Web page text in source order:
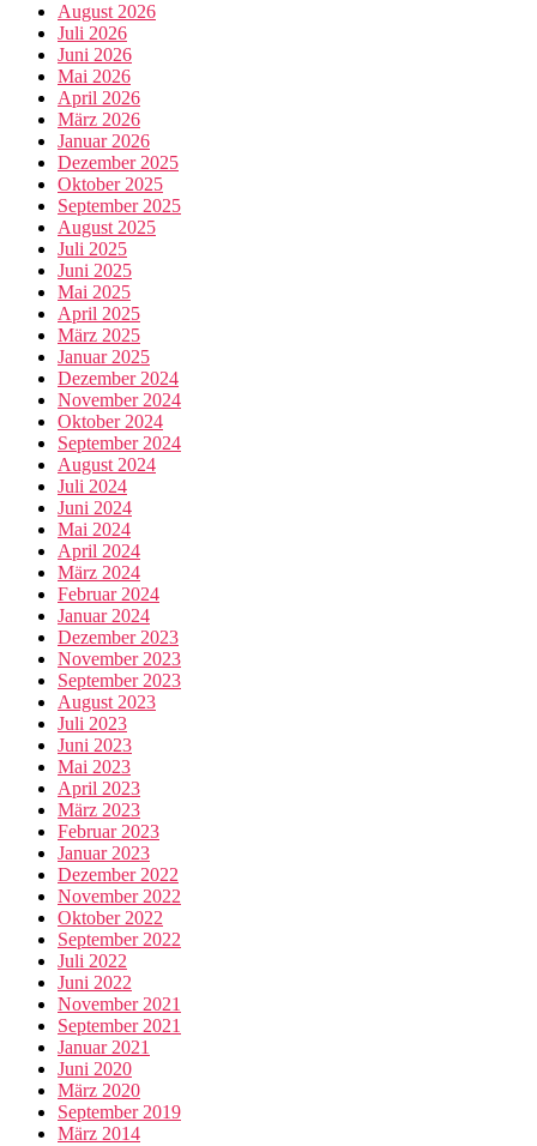
August 2026
Juli 2026
Juni 2026
Mai 2026
April 2026
März 2026
Januar 2026
Dezember 2025
Oktober 2025
September 2025
August 2025
Juli 2025
Juni 2025
Mai 2025
April 2025
März 2025
Januar 2025
Dezember 2024
November 2024
Oktober 2024
September 2024
August 2024
Juli 2024
Juni 2024
Mai 2024
April 2024
März 2024
Februar 2024
Januar 2024
Dezember 2023
November 2023
September 2023
August 2023
Juli 2023
Juni 2023
Mai 2023
April 2023
März 2023
Februar 2023
Januar 2023
Dezember 2022
November 2022
Oktober 2022
September 2022
Juli 2022
Juni 2022
November 2021
September 2021
Januar 2021
Juni 2020
März 2020
September 2019
März 2014